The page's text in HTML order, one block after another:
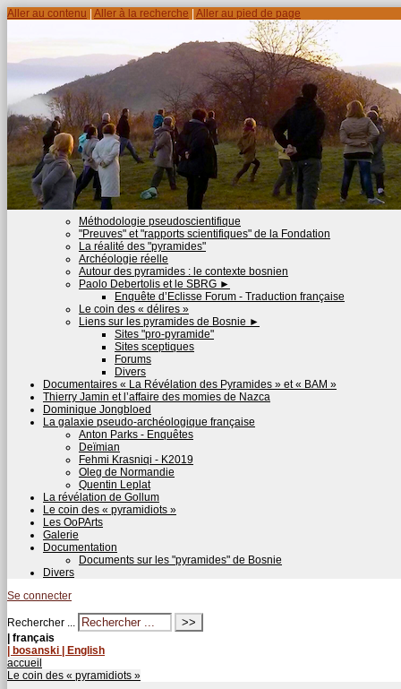
Aller au contenu Aller à la recherche Aller au pied de page
Méthodologie pseudoscientifique
"Preuves" et "rapports scientifiques" de la Fondation
La réalité des "pyramides"
Archéologie réelle
Autour des pyramides : le contexte bosnien
Paolo Debertolis et le SBRG ►
Enquête d’Eclisse Forum - Traduction française
Le coin des « délires »
Liens sur les pyramides de Bosnie ►
Sites "pro-pyramide"
Sites sceptiques
Forums
Divers
Documentaires « La Révélation des Pyramides » et « BAM »
Thierry Jamin et l’affaire des momies de Nazca
Dominique Jongbloed
La galaxie pseudo-archéologique française
Anton Parks - Enquêtes
Deïmian
Fehmi Krasniqi - K2019
Oleg de Normandie
Quentin Leplat
La révélation de Gollum
Le coin des « pyramidiots »
Les OoPArts
Galerie
Documentation
Documents sur les "pyramides" de Bosnie
Divers
Se connecter
Rechercher ...
| français
| bosanski | English
accueil
Le coin des « pyramidiots »